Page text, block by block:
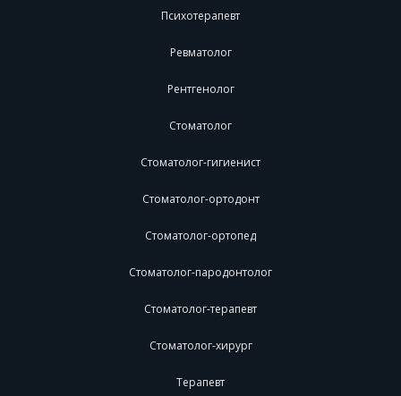
Психотерапевт
Ревматолог
Рентгенолог
Стоматолог
Стоматолог-гигиенист
Стоматолог-ортодонт
Стоматолог-ортопед
Стоматолог-пародонтолог
Стоматолог-терапевт
Стоматолог-хирург
Терапевт